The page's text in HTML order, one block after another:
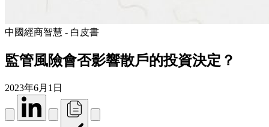
中國經商智慧 - 白皮書
監管風險會否影響散戶的投資決定？
2023年6月1日